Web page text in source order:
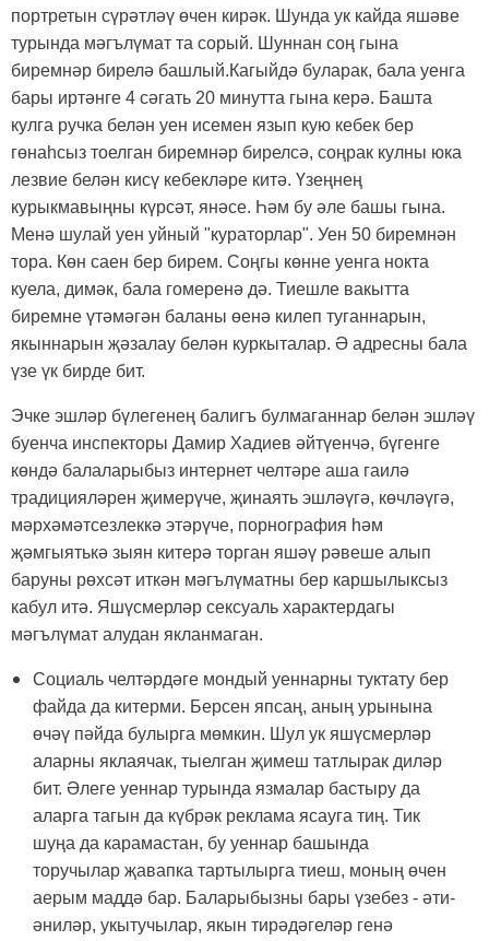
портретын сүрәтләү өчен кирәк. Шунда ук кайда яшәве
турында мәгълүмат та сорый. Шуннан соң гына
биремнәр бирелә башлый.Кагыйдә буларак, бала уенга
бары иртәнге 4 сәгать 20 минутта гына керә. Башта
кулга ручка белән уен исемен язып кую кебек бер
гөнаһсыз тоелган биремнәр бирелсә, соңрак кулны юка
лезвие белән кисү кебекләре китә. Үзеңнең
курыкмавыңны күрсәт, янәсе. Һәм бу әле башы гына.
Менә шулай уен уйный "кураторлар". Уен 50 биремнән
тора. Көн саен бер бирем. Соңгы көнне уенга нокта
куела, димәк, бала гомеренә дә. Тиешле вакытта
биремне үтәмәгән баланы өенә килеп туганнарын,
якыннарын җәзалау белән куркыталар. Ә адресны бала
үзе үк бирде бит.
Эчке эшләр бүлегенең балигъ булмаганнар белән эшләү
буенча инспекторы Дамир Хадиев әйтүенчә, бүгенге
көндә балаларыбыз интернет челтәре аша гаилә
традицияләрен җимерүче, җинаять эшләүгә, көчләүгә,
мәрхәмәтсезлеккә этәрүче, порнография һәм
җәмгыятькә зыян китерә торган яшәү рәвеше алып
баруны рөхсәт иткән мәгълүматны бер каршылыксыз
кабул итә. Яшүсмерләр сексуаль характердагы
мәгълүмат алудан якланмаган.
Социаль челтәрдәге мондый уеннарны туктату бер
файда да китерми. Берсен япсаң, аның урынына
өчәү пәйда булырга мөмкин. Шул ук яшүсмерләр
аларны яклаячак, тыелган җимеш татлырак диләр
бит. Әлеге уеннар турында язмалар бастыру да
аларга тагын да күбрәк реклама ясауга тиң. Тик
шуңа да карамастан, бу уеннар башында
торучылар җавапка тартылырга тиеш, моның өчен
аерым маддә бар. Баларыбызны бары үзебез - әти-
әниләр, укытучылар, якын тирәдәгеләр генә